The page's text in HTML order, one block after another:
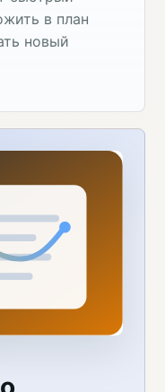
в план
новый